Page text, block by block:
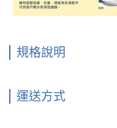
規格說明
運送方式